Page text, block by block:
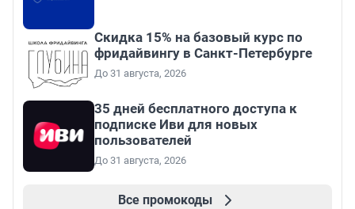
Скидка 15% на базовый курс по
фридайвингу в Санкт-Петербурге
До 31 августа, 2026
35 дней бесплатного доступа к
подписке Иви для новых
пользователей
До 31 августа, 2026
Все промокоды